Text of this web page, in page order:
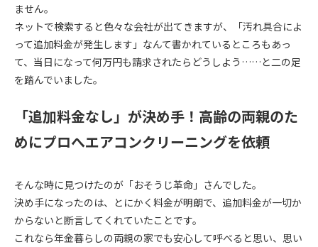
ません。
ネットで検索すると色々な会社が出てきますが、「汚れ具合によ
って追加料金が発生します」なんて書かれているところもあっ
て、当日になって何万円も請求されたらどうしよう……と二の足
を踏んでいました。
「追加料金なし」が決め手！高齢の両親のた
めにプロへエアコンクリーニングを依頼
そんな時に見つけたのが「おそうじ革命」さんでした。
決め手になったのは、とにかく料金が明朗で、追加料金が一切か
からないと断言してくれていたことです。
これなら年金暮らしの両親の家でも安心して呼べると思い、思い